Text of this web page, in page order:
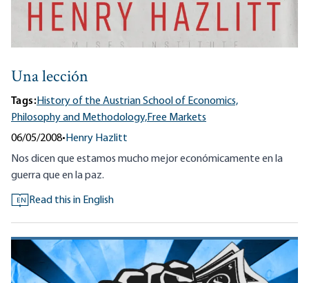
Una lección
Tags:History of the Austrian School of Economics,
Philosophy and Methodology,Free Markets
06/05/2008• Henry Hazlitt
Nos dicen que estamos mucho mejor económicamente en la
guerra que en la paz.
EN Read this in English